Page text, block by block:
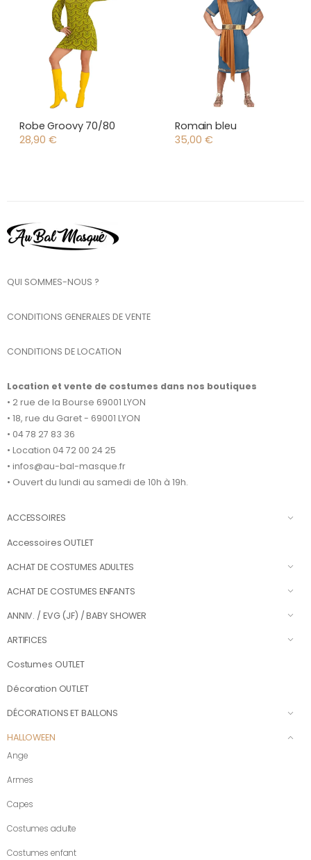
Robe Groovy 70/80
28,90 €
Romain bleu
35,00 €
QUI SOMMES-NOUS ?
CONDITIONS GENERALES DE VENTE
CONDITIONS DE LOCATION
Location et vente de costumes dans nos boutiques
• 2 rue de la Bourse 69001 LYON
• 18, rue du Garet - 69001 LYON
• 04 78 27 83 36
• Location 04 72 00 24 25
• infos@au-bal-masque.fr
• Ouvert du lundi au samedi de 10h à 19h.
ACCESSOIRES
Accessoires OUTLET
ACHAT DE COSTUMES ADULTES
ACHAT DE COSTUMES ENFANTS
ANNIV. / EVG (JF) / BABY SHOWER
ARTIFICES
Costumes OUTLET
Décoration OUTLET
DÉCORATIONS ET BALLONS
HALLOWEEN
Ange
Armes
Capes
Costumes adulte
Costumes enfant